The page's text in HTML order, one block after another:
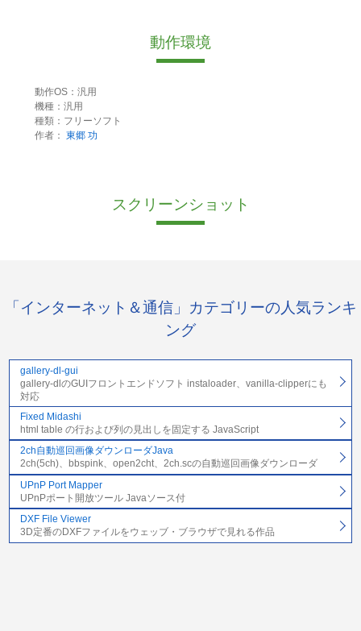
動作環境
動作OS：汎用
機種：汎用
種類：フリーソフト
作者： 東郷 功
スクリーンショット
「インターネット＆通信」カテゴリーの人気ランキ
ング
gallery-dl-gui
gallery-dlのGUIフロントエンドソフト instaloader、vanilla-clipperにも
対応
Fixed Midashi
html table の行および列の見出しを固定する JavaScript
2ch自動巡回画像ダウンローダJava
2ch(5ch)、bbspink、open2cht、2ch.scの自動巡回画像ダウンローダ
UPnP Port Mapper
UPnPポート開放ツール Javaソース付
DXF File Viewer
3D定番のDXFファイルをウェッブ・ブラウザで見れる作品